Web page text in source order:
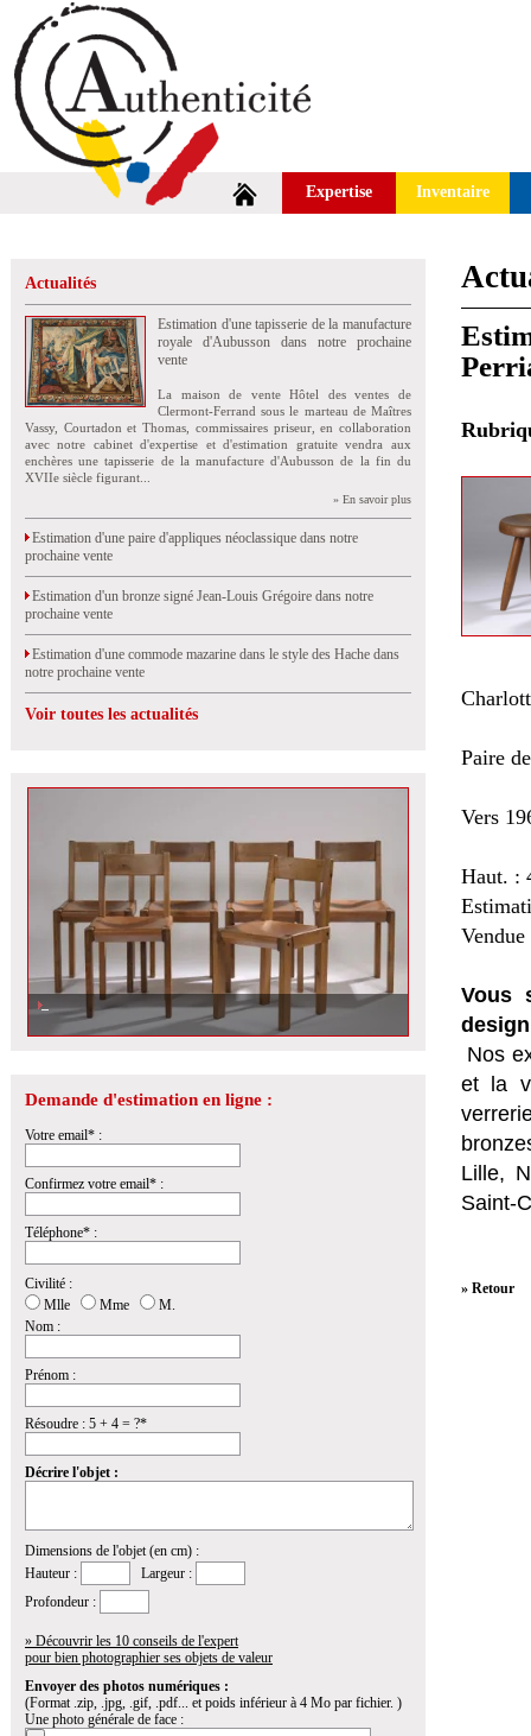
Expertise Inventaire
Actualités
Estimation d'une tapisserie de la manufacture
royale d'Aubusson dans notre prochaine
vente
La maison de vente Hôtel des ventes de
Clermont-Ferrand sous le marteau de Maîtres
Vassy, Courtadon et Thomas, commissaires priseur, en collaboration
avec notre cabinet d'expertise et d'estimation gratuite vendra aux
enchères une tapisserie de la manufacture d'Aubusson de la fin du
XVIIe siècle figurant...
» En savoir plus
Estimation d'une paire d'appliques néoclassique dans notre
prochaine vente
Estimation d'un bronze signé Jean-Louis Grégoire dans notre
prochaine vente
Estimation d'une commode mazarine dans le style des Hache dans
notre prochaine vente
Voir toutes les actualités
Demande d'estimation en ligne :
Votre email* :
Confirmez votre email* :
Téléphone* :
Civilité :
Mlle
Mme
M.
Nom :
Prénom :
Résoudre : 5 + 4 = ?*
Décrire l'objet :
Dimensions de l'objet (en cm) :
Hauteur :
Largeur :
Profondeur :
» Découvrir les 10 conseils de l'expert
pour bien photographier ses objets de valeur
Envoyer des photos numériques :
(Format .zip, .jpg, .gif, .pdf... et poids inférieur à 4 Mo par fichier. )
Une photo générale de face :
Paire
Vers
Haut. :
Vous
Nos
et la
Lille,
Saint-
» Retour